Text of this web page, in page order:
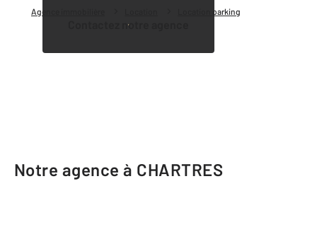
Agence immobilière Location parking
Contactez notre agence
Notre agence à CHARTRES